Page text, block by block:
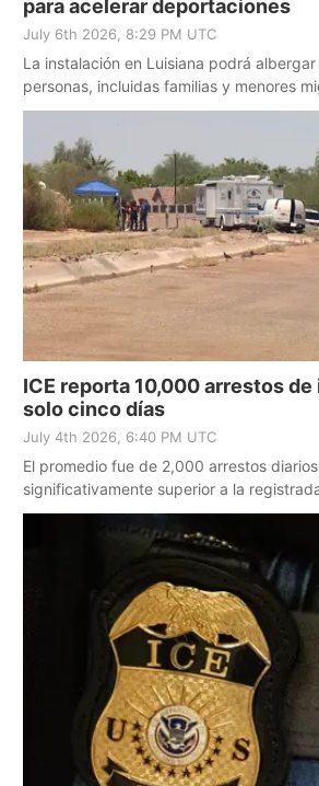
para acelerar deportaciones
July 6th 2026, 8:29 PM UTC
La instalación en Luisiana podrá
personas, incluidas familias y menores
ser deportados.
ICE reporta 10,000 arrestos
solo cinco días
July 4th 2026, 6:40 PM UTC
El promedio fue de 2,000 arrestos
significativamente superior a la
anteriores.